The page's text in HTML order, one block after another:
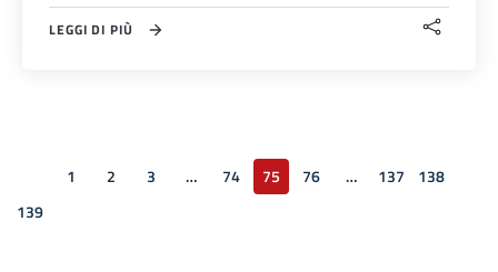
LEGGI DI PIÙ
Pagina precedente
1 2 3 … 74 75 76 … 137
138
139